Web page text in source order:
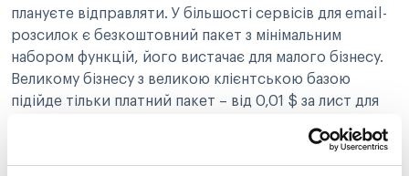
плануєте відправляти. У більшості сервісів для email-
розсилок є безкоштовний пакет з мінімальним
набором функцій, його вистачає для малого бізнесу.
Великому бізнесу з великою клієнтською базою
підійде тільки платний пакет – від 0,01 $ за лист для